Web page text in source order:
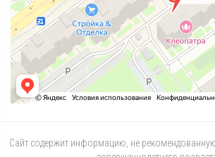
Сайт содержит информацию, не